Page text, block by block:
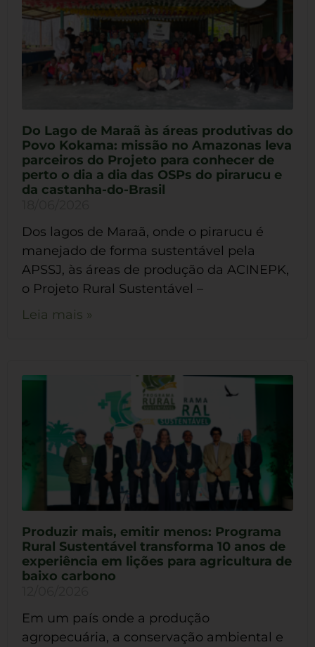
Do Lago de Maraã às áreas produtivas do
Povo Kokama: missão no Amazonas leva
parceiros do Projeto para conhecer de
perto o dia a dia das OSPs do pirarucu e
da castanha-do-Brasil
Dos lagos de Maraã, onde o pirarucu é
manejado de forma sustentável pela
APSSJ, às áreas de produção da ACINEPK,
o Projeto Rural Sustentável –
Leia mais »
Produzir mais, emitir menos: Programa
Rural Sustentável transforma 10 anos de
experiência em lições para agricultura de
baixo carbono
Em um país onde a produção
agropecuária, a conservação ambiental e